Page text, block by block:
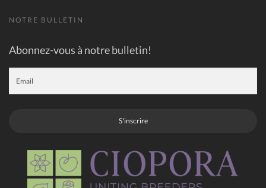
NOTRE BULLETIN
Abonnez-vous à notre bulletin!
S'inscrire